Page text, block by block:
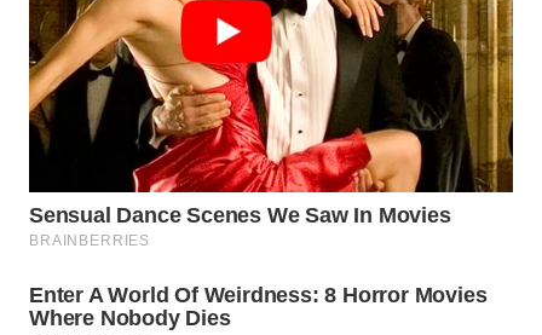
WAHANA
UMKM
WAHANA
SELEB
WAHANA
PERSONA
OTOMOTIF